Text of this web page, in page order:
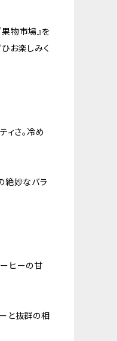
物市場』を
お楽しみく
ィさ。冷め
絶妙なバラ
ヒーの甘
と抜群の相